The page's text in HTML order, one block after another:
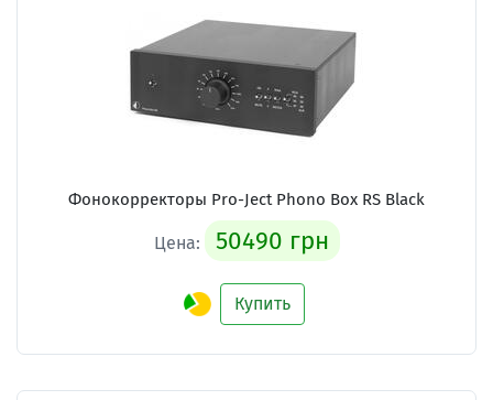
Фонокорректоры Pro-Ject Phono Box RS Black
Цена: 50490 грн
Купить